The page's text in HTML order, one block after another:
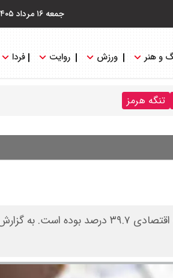
جمعه ۱۶ مرداد ۱۴۰۵
و هنر ورزش روایت فردا
تنگه هرمز
در زمستان ۱۴۰۴ نرخ بیکاری جمعیت ۱۵‌ساله و بیشتر ۷.۶ درصد و نرخ مشارکت اقتصادی